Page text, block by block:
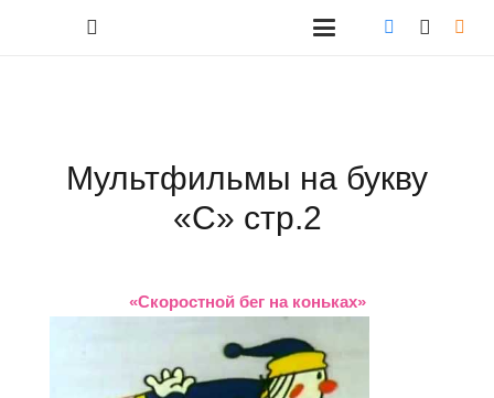
Мультфильмы на букву
«С» стр.2
«Скоростной бег на коньках»